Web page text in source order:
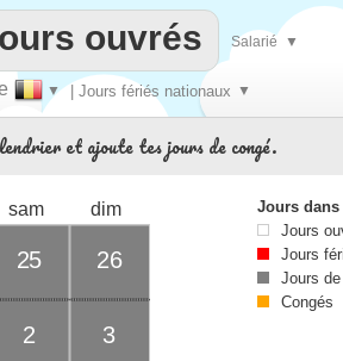
▼ | Jours fériés nationaux ▼
ouvrés Salarié ▼
et ajoute tes jours de congé.
sam dim
25 26
2 3
Jours
Jours
Jours
Jours
Congés